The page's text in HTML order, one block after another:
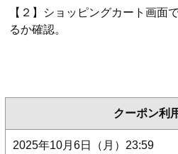
【２】ショッピングカート画面
るか確認。
クーポン利
2025年10月6日（月）23:59